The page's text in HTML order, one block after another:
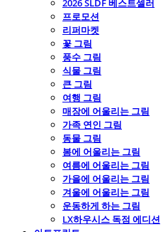
2026 SLDF 베스트셀러
프로모션
리퍼마켓
꽃 그림
풍수 그림
식물 그림
큰 그림
여행 그림
매장에 어울리는 그림
가족 연인 그림
동물 그림
봄에 어울리는 그림
여름에 어울리는 그림
가을에 어울리는 그림
겨울에 어울리는 그림
운동하게 하는 그림
LX하우시스 독점 에디션